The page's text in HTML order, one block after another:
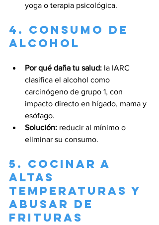
yoga o terapia psicológica.
4. Consumo de
alcohol
Por qué daña tu salud: la IARC
clasifica el alcohol como
carcinógeno de grupo 1, con
impacto directo en hígado, mama y
esófago.
Solución: reducir al mínimo o
eliminar su consumo.
5. Cocinar a
altas
temperaturas y
abusar de
frituras